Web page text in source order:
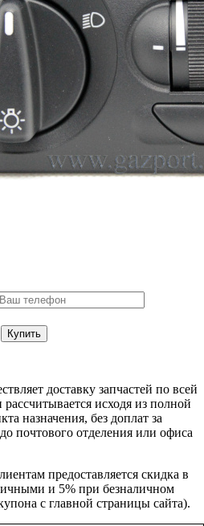
доставку запчастей по всей
исходя из полной
назначения, без доплат за
почтового отделения или офиса
предоставляется скидка в
и 5% при безналичном
с главной страницы сайта).